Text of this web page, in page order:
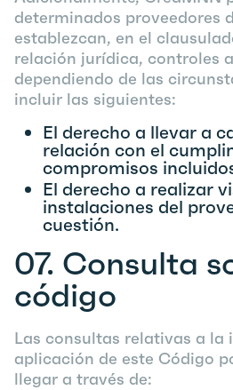
determinados proveedores
establezcan, en el
relación jurídica, controles
dependiendo de las
incluir las siguientes:
El derecho a llevar a
relación con el
compromisos
El derecho a realizar
instalaciones del
cuestión.
07. Consulta
código
Las consultas relativas a la
aplicación de este Código
llegar a través de: